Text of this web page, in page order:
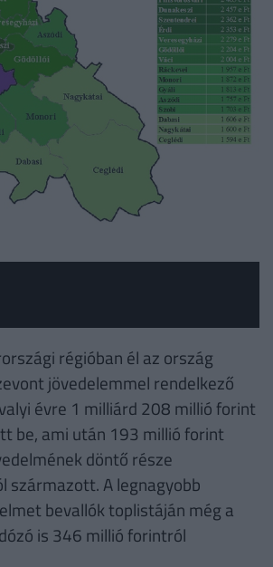
régióban él az ország
jövedelemmel rendelkező
évre 1 milliárd 208 millió forint
be, ami után 193 millió forint
döntő része
származott. A legnagyobb
bevallók toplistáján még a
is 346 millió forintról